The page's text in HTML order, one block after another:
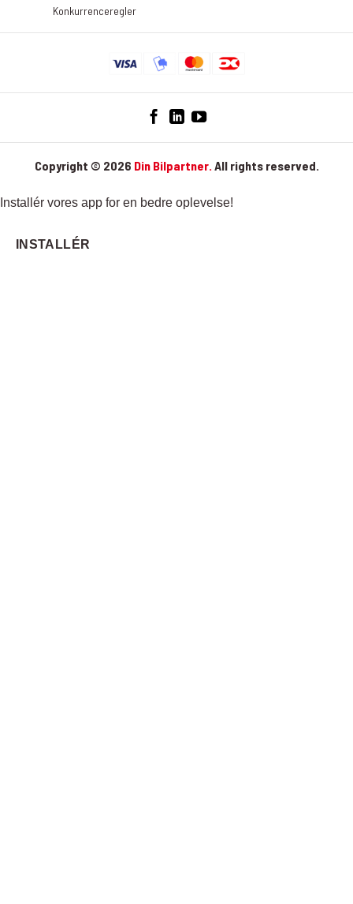
Konkurrenceregler
Copyright © 2026 Din Bilpartner. All rights reserved.
Installér vores app for en bedre oplevelse!
INSTALLÉR